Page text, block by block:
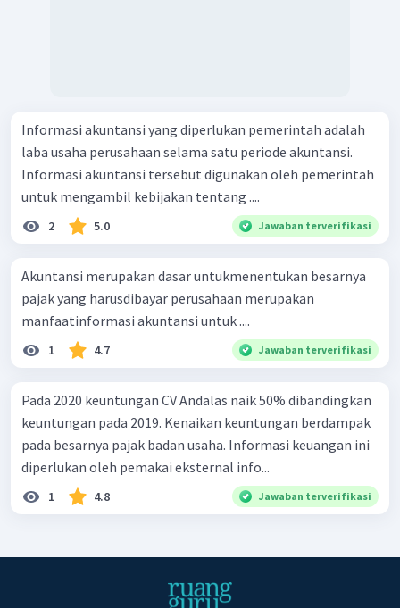
Informasi akuntansi yang diperlukan pemerintah adalah
laba usaha perusahaan selama satu periode akuntansi.
Informasi akuntansi tersebut digunakan oleh pemerintah
untuk mengambil kebijakan tentang ....
2 5.0 Jawaban terverifikasi
Akuntansi merupakan dasar untukmenentukan besarnya
pajak yang harusdibayar perusahaan merupakan
manfaatinformasi akuntansi untuk ....
1 4.7 Jawaban terverifikasi
Pada 2020 keuntungan CV Andalas naik 50% dibandingkan
keuntungan pada 2019. Kenaikan keuntungan berdampak
pada besarnya pajak badan usaha. Informasi keuangan ini
diperlukan oleh pemakai eksternal info...
1 4.8 Jawaban terverifikasi